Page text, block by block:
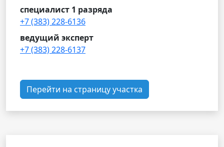
специалист 1 разряда
+7 (383) 228-6136
ведущий эксперт
+7 (383) 228-6137
Перейти на страницу участка